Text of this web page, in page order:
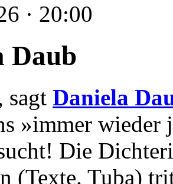
· 20:00
Daub
sagt Daniela
»immer wieder
Die
(Texte. Tuba)